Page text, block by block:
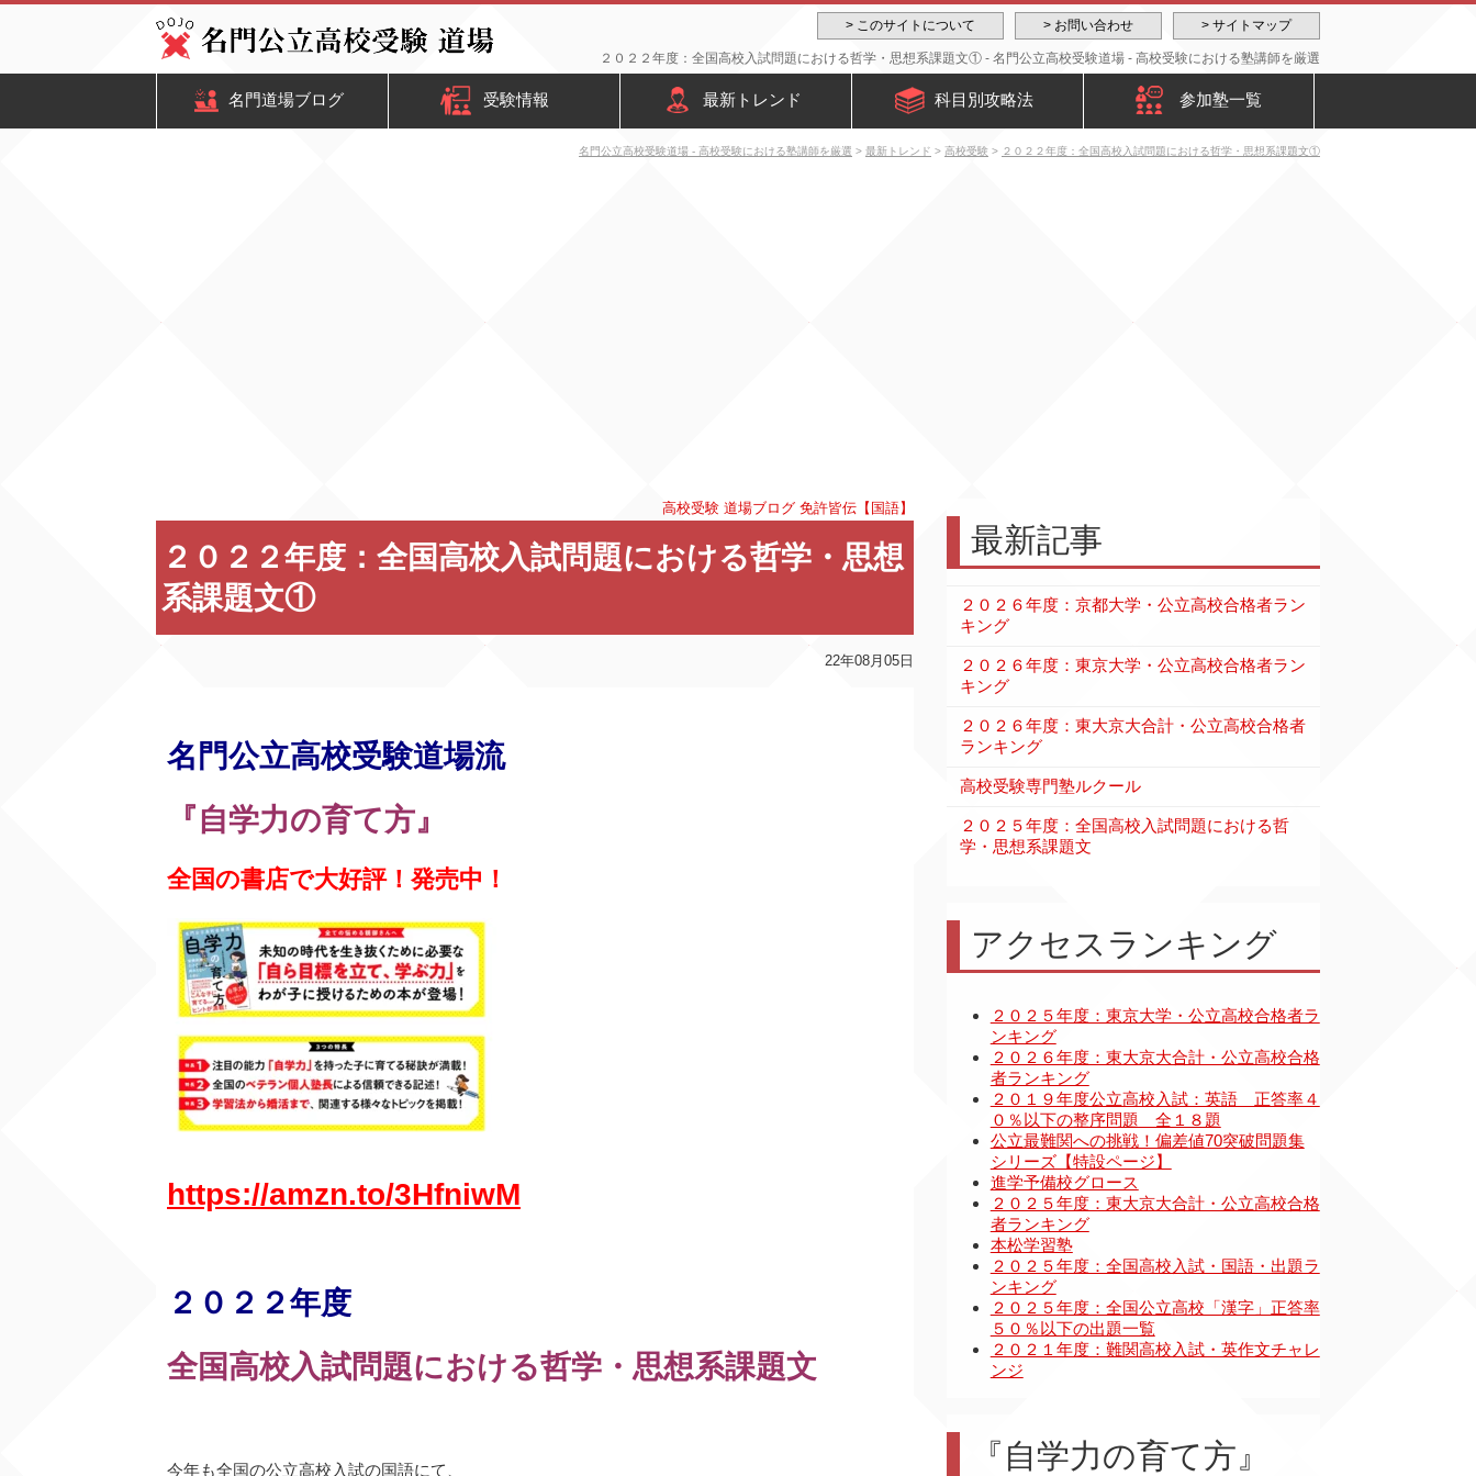
> サイトマップ
> お問い合わせ
> このサイトについて
２０２２年度：全国高校入試問題における哲学・思想系課題文① - 名門公立高校受験道場 - 高校受験における塾講師を厳選
名門道場ブログ 受験情報 最新トレンド 科目別攻略法 参加塾一覧
名門公立高校受験道場 - 高校受験における塾講師を厳選 > 最新トレンド > 高校受験 > ２０２２年度：全国高校入試問題における哲学・思想系課題文①
高校受験 道場ブログ 免許皆伝【国語】
２０２２年度：全国高校入試問題における哲学・思想
系課題文①
22年08月05日
名門公立高校受験道場流
『自学力の育て方』
全国の書店で大好評！発売中！
https://amzn.to/3HfniwM
２０２２年度
全国高校入試問題における哲学・思想系課題文
今年も全国の公立高校入試の国語にて、
最新記事
２０２６年度：京都大学・公立高校合格者ラン
キング
２０２６年度：東京大学・公立高校合格者ラン
キング
２０２６年度：東大京大合計・公立高校合格者
ランキング
高校受験専門塾ルクール
２０２５年度：全国高校入試問題における哲
学・思想系課題文
アクセスランキング
『自学力の育て方』